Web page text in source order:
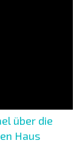
über die
Haus